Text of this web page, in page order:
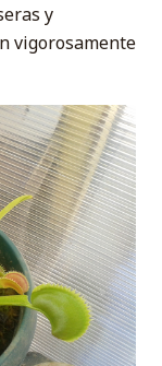
y
vigorosamente